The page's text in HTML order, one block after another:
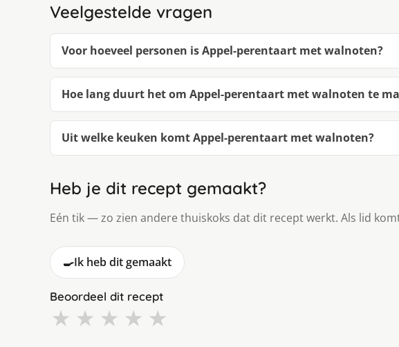
Veelgestelde vragen
Voor hoeveel personen is Appel-perentaart met walnoten?
Hoe lang duurt het om Appel-perentaart met walnoten te
Uit welke keuken komt Appel-perentaart met walnoten?
Heb je dit recept gemaakt?
Eén tik — zo zien andere thuiskoks dat dit recept werkt. Als lid
🍳Ik heb dit gemaakt
Beoordeel dit recept
★ ★ ★ ★ ★